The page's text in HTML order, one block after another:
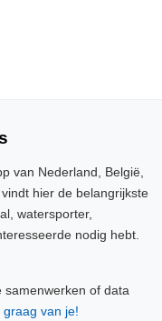
van Nederland, België,
hier de belangrijkste
watersporter,
nodig hebt.
samenwerken of data
van je!